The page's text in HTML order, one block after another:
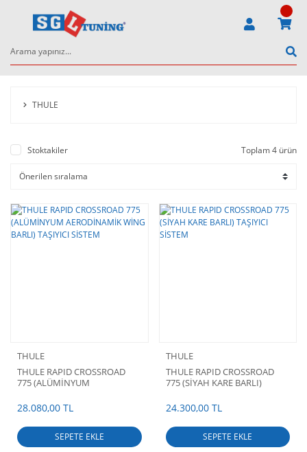
THULE
Stoktakiler Toplam 4 ürün
THULE
THULE RAPID CROSSROAD
775 (ALÜMİNYUM
TAŞIYICI SİSTEM
28.080,00 TL
SEPETE EKLE
THULE
THULE RAPID CROSSROAD
775 (SİYAH KARE BARLI)
24.300,00 TL
SEPETE EKLE